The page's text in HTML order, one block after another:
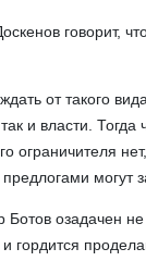
говорит,
от такого
и власти.
ограничителя
могут
Ботов озадачен
гордится